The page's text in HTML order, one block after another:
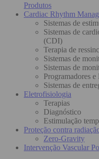
Produtos
Cardiac Rhythm
Sistemas de
Sistemas de
(CDI)
Terapia de
Sistemas de
Sistemas de
Programadores
Sistemas de
Eletrofisiologia
Terapias
Diagnóstico
Estimulação
Proteção contra
Zero-Gravity
Intervenção Vascular